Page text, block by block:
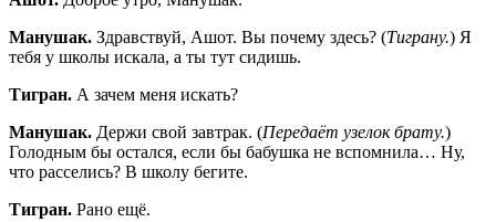
Манушак. Здравствуй, Ашот. Вы почему здесь? (Тиграну.) Я
тебя у школы искала, а ты тут сидишь.
Тигран. А зачем меня искать?
Манушак. Держи свой завтрак. (Передаёт узелок брату.)
Голодным бы остался, если бы бабушка не вспомнила… Ну,
что расселись? В школу бегите.
Тигран. Рано ещё.